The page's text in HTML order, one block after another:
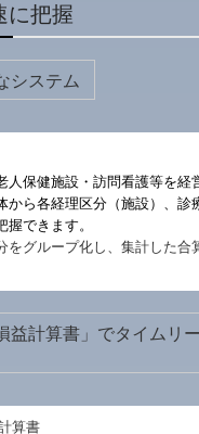
に把握
システム
人保健施設・訪問看護等を経
から各経理区分（施設）、診
できます。
をグループ化し、集計した合
益計算書」でタイムリ